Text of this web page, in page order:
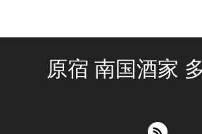
原宿 南国酒家